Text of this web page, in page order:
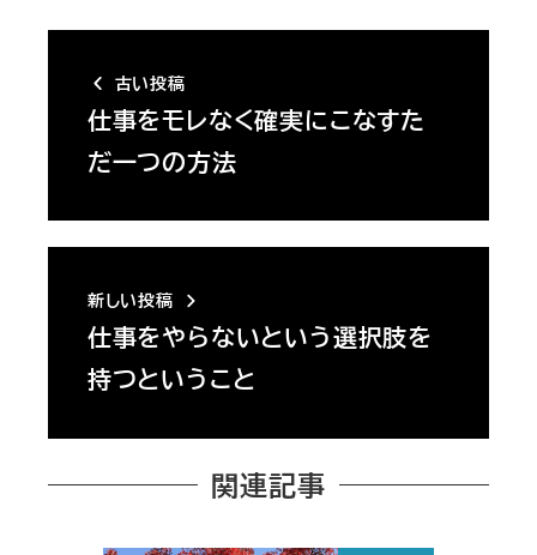
古い投稿
仕事をモレなく確実にこなすた
だ一つの方法
新しい投稿
仕事をやらないという選択肢を
持つということ
関連記事